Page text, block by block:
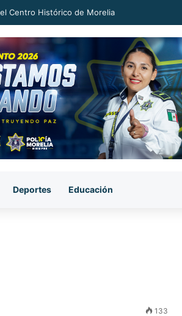
mercados internacionales: Gilberto Morelos
Deportes Educación
133